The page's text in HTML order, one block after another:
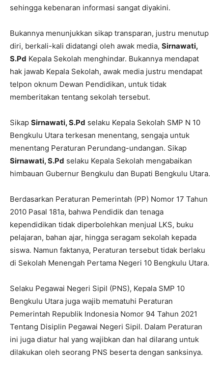
sehingga kebenaran informasi sangat diyakini.
Bukannya menunjukkan sikap transparan, justru menutup
diri, berkali-kali didatangi oleh awak media, Sirnawati,
S.Pd Kepala Sekolah menghindar. Bukannya mendapat
hak jawab Kepala Sekolah, awak media justru mendapat
telpon oknum Dewan Pendidikan, untuk tidak
memberitakan tentang sekolah tersebut.
Sikap Sirnawati, S.Pd selaku Kepala Sekolah SMP N 10
Bengkulu Utara terkesan menentang, sengaja untuk
menentang Peraturan Perundang-undangan. Sikap
Sirnawati, S.Pd selaku Kepala Sekolah mengabaikan
himbauan Gubernur Bengkulu dan Bupati Bengkulu Utara.
Berdasarkan Peraturan Pemerintah (PP) Nomor 17 Tahun
2010 Pasal 181a, bahwa Pendidik dan tenaga
kependidikan tidak diperbolehkan menjual LKS, buku
pelajaran, bahan ajar, hingga seragam sekolah kepada
siswa. Namun faktanya, Peraturan tersebut tidak berlaku
di Sekolah Menengah Pertama Negeri 10 Bengkulu Utara.
Selaku Pegawai Negeri Sipil (PNS), Kepala SMP 10
Bengkulu Utara juga wajib mematuhi Peraturan
Pemerintah Republik Indonesia Nomor 94 Tahun 2021
Tentang Disiplin Pegawai Negeri Sipil. Dalam Peraturan
ini juga diatur hal yang wajibkan dan hal dilarang untuk
dilakukan oleh seorang PNS beserta dengan sanksinya.